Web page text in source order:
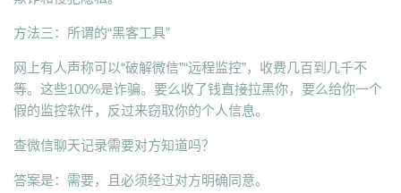
方法三：所谓的“黑客工具”
网上有人声称可以“破解微信”“远程监控”，收费几百到几千不
等。这些100%是诈骗。要么收了钱直接拉黑你，要么给你一个
假的监控软件，反过来窃取你的个人信息。
查微信聊天记录需要对方知道吗？
答案是：需要，且必须经过对方明确同意。